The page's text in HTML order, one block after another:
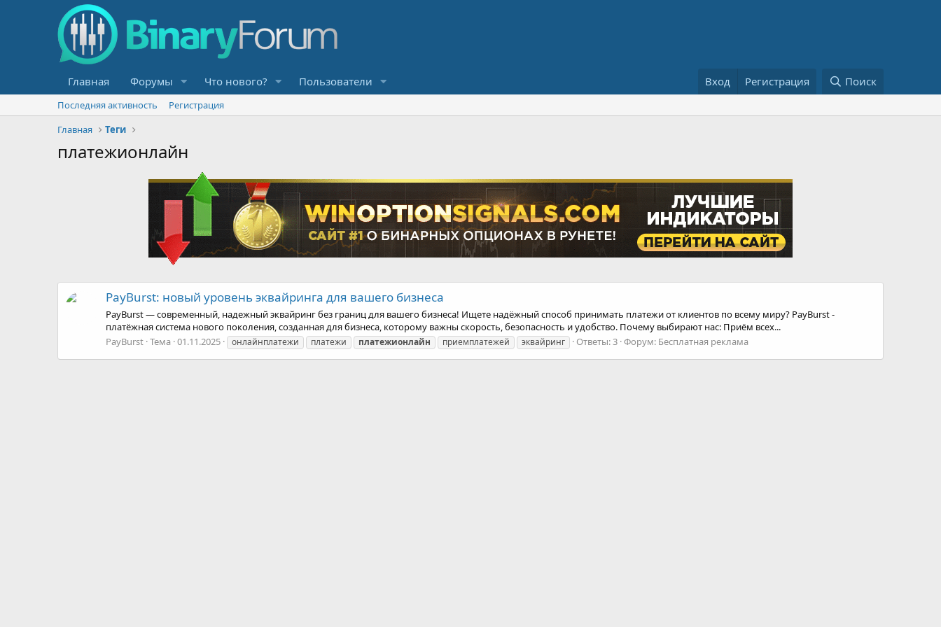
Главная Форумы Что нового? Пользователи Вход Регистрация Поиск
Последняя активность
Регистрация
Главная
Теги
платежионлайн
PayBurst: новый уровень эквайринга для вашего бизнеса
PayBurst — современный, надежный эквайринг без границ для вашего бизнеса! Ищете надёжный способ принимать платежи от клиентов по всему миру? PayBurst -
платёжная система нового поколения, созданная для бизнеса, которому важны скорость, безопасность и удобство. Почему выбирают нас: Приём всех...
PayBurst Тема 01.11.2025 онлайнплатежи платежи платежионлайн приемплатежей эквайринг Ответы: 3 Форум: Бесплатная реклама